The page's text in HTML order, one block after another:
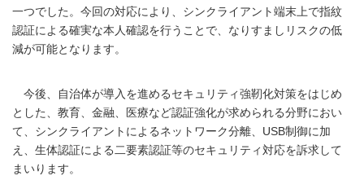
一つでした。今回の対応により、シンクライアント端末上で指紋
認証による確実な本人確認を行うことで、なりすましリスクの低
減が可能となります。
今後、自治体が導入を進めるセキュリティ強靭化対策をはじめ
とした、教育、金融、医療など認証強化が求められる分野におい
て、シンクライアントによるネットワーク分離、USB制御に加
え、生体認証による二要素認証等のセキュリティ対応を訴求して
まいります。